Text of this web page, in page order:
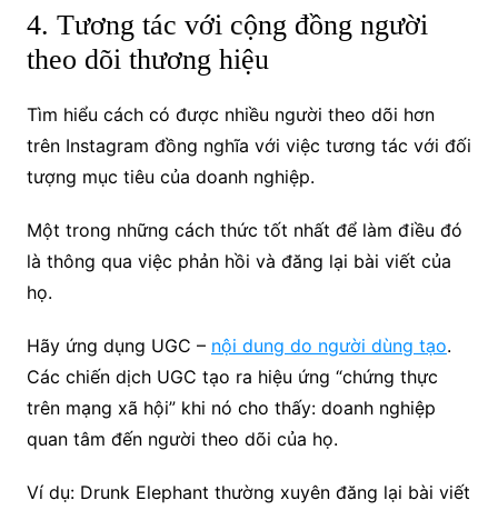
4. Tương tác với cộng đồng người
theo dõi thương hiệu
Tìm hiểu cách có được nhiều người theo dõi hơn
trên Instagram đồng nghĩa với việc tương tác với đối
tượng mục tiêu của doanh nghiệp.
Một trong những cách thức tốt nhất để làm điều đó
là thông qua việc phản hồi và đăng lại bài viết của
họ.
Hãy ứng dụng UGC – nội dung do người dùng tạo.
Các chiến dịch UGC tạo ra hiệu ứng “chứng thực
trên mạng xã hội” khi nó cho thấy: doanh nghiệp
quan tâm đến người theo dõi của họ.
Ví dụ: Drunk Elephant thường xuyên đăng lại bài viết